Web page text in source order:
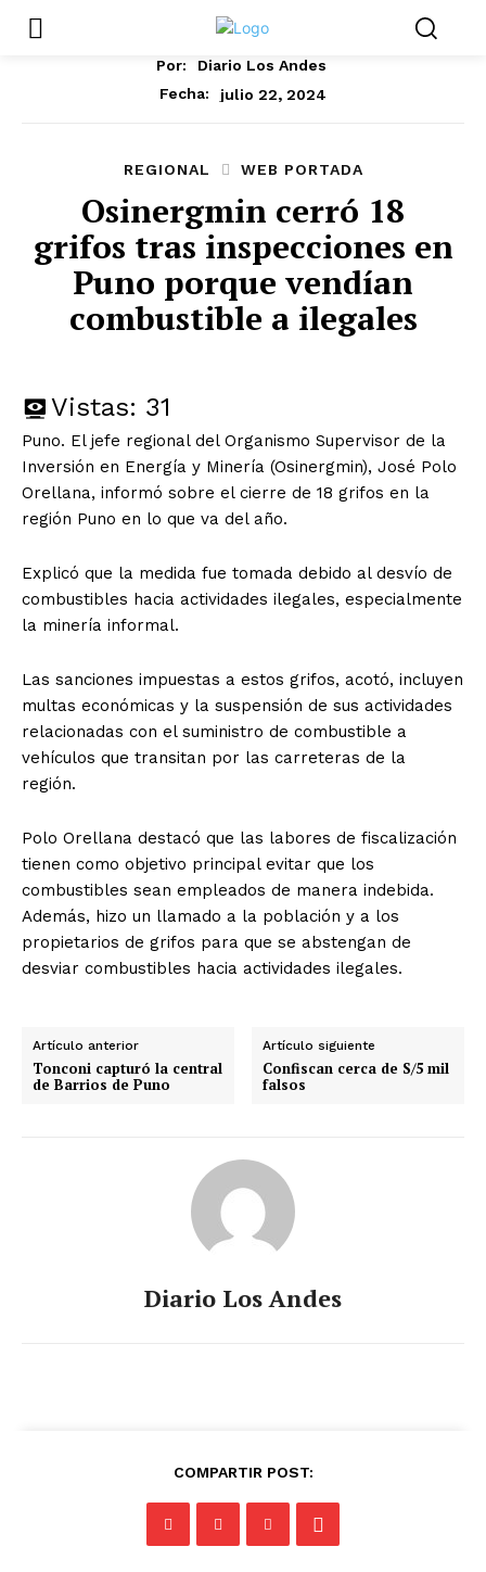
Por:
Diario Los Andes
Fecha:
julio 22, 2024
REGIONAL WEB PORTADA
Osinergmin cerró 18
grifos tras inspecciones en
Puno porque vendían
combustible a ilegales
Vistas: 31
Puno. El jefe regional del Organismo Supervisor de la
Inversión en Energía y Minería (Osinergmin), José Polo
Orellana, informó sobre el cierre de 18 grifos en la
región Puno en lo que va del año.
Explicó que la medida fue tomada debido al desvío de
combustibles hacia actividades ilegales, especialmente
la minería informal.
Las sanciones impuestas a estos grifos, acotó, incluyen
multas económicas y la suspensión de sus actividades
relacionadas con el suministro de combustible a
vehículos que transitan por las carreteras de la
región.
Polo Orellana destacó que las labores de fiscalización
tienen como objetivo principal evitar que los
combustibles sean empleados de manera indebida.
Además, hizo un llamado a la población y a los
propietarios de grifos para que se abstengan de
desviar combustibles hacia actividades ilegales.
Artículo anterior
Tonconi capturó la central
de Barrios de Puno
Artículo siguiente
Confiscan cerca de S/5 mil
falsos
Diario Los Andes
COMPARTIR POST: